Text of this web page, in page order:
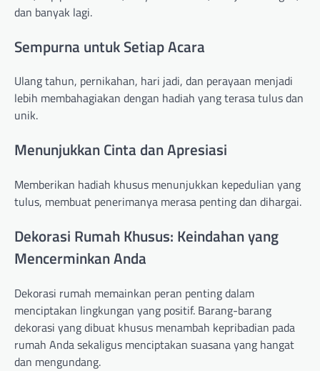
dan banyak lagi.
Sempurna untuk Setiap Acara
Ulang tahun, pernikahan, hari jadi, dan perayaan menjadi
lebih membahagiakan dengan hadiah yang terasa tulus dan
unik.
Menunjukkan Cinta dan Apresiasi
Memberikan hadiah khusus menunjukkan kepedulian yang
tulus, membuat penerimanya merasa penting dan dihargai.
Dekorasi Rumah Khusus: Keindahan yang
Mencerminkan Anda
Dekorasi rumah memainkan peran penting dalam
menciptakan lingkungan yang positif. Barang-barang
dekorasi yang dibuat khusus menambah kepribadian pada
rumah Anda sekaligus menciptakan suasana yang hangat
dan mengundang.